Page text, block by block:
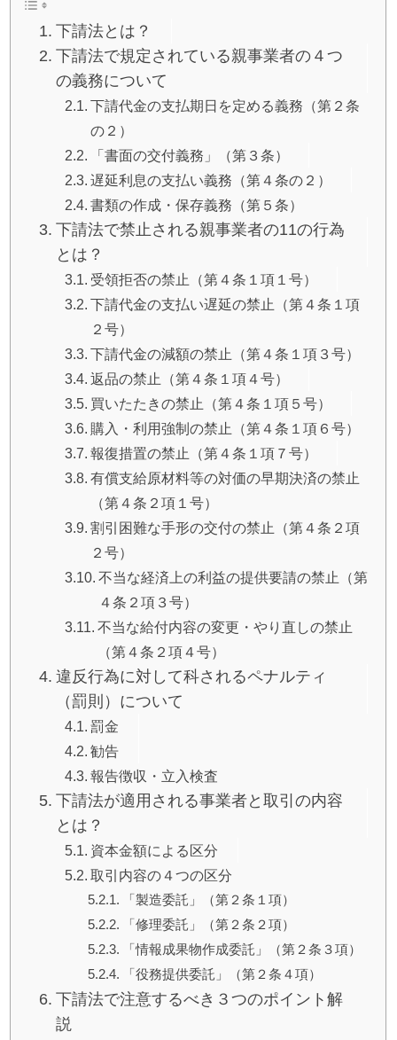
下請法とは？
下請法で規定されている親事業者の４つ
の義務について
下請代金の支払期日を定める義務（第２条
の２）
「書面の交付義務」（第３条）
遅延利息の支払い義務（第４条の２）
書類の作成・保存義務（第５条）
下請法で禁止される親事業者の11の行為
とは？
受領拒否の禁止（第４条１項１号）
下請代金の支払い遅延の禁止（第４条１項
２号）
下請代金の減額の禁止（第４条１項３号）
返品の禁止（第４条１項４号）
買いたたきの禁止（第４条１項５号）
購入・利用強制の禁止（第４条１項６号）
報復措置の禁止（第４条１項７号）
有償支給原材料等の対価の早期決済の禁止
（第４条２項１号）
割引困難な手形の交付の禁止（第４条２項
２号）
不当な経済上の利益の提供要請の禁止（第
４条２項３号）
不当な給付内容の変更・やり直しの禁止
（第４条２項４号）
違反行為に対して科されるペナルティ
（罰則）について
罰金
勧告
報告徴収・立入検査
下請法が適用される事業者と取引の内容
とは？
資本金額による区分
取引内容の４つの区分
「製造委託」（第２条１項）
「修理委託」（第２条２項）
「情報成果物作成委託」（第２条３項）
「役務提供委託」（第２条４項）
下請法で注意するべき３つのポイント解
説